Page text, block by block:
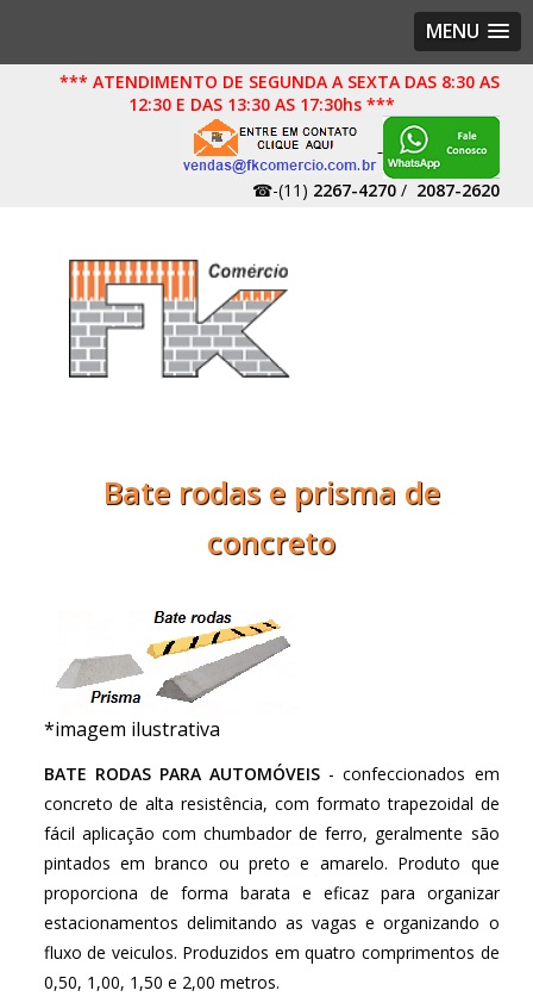
MENU
*** ATENDIMENTO DE SEGUNDA A SEXTA DAS 8:30 AS
12:30 E DAS 13:30 AS 17:30hs ***
☎-(11) 2267-4270/ 2087-2620
Bate rodas e prisma de
concreto
*imagem ilustrativa
BATE RODAS PARA AUTOMÓVEIS - confeccionados em
concreto de alta resistência, com formato trapezoidal de
fácil aplicação com chumbador de ferro, geralmente são
pintados em branco ou preto e amarelo. Produto que
proporciona de forma barata e eficaz para organizar
estacionamentos delimitando as vagas e organizando o
fluxo de veiculos. Produzidos em quatro comprimentos de
0,50, 1,00, 1,50 e 2,00 metros.